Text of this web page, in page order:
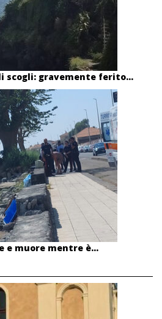
scogli: gravemente ferito...
e muore mentre è...